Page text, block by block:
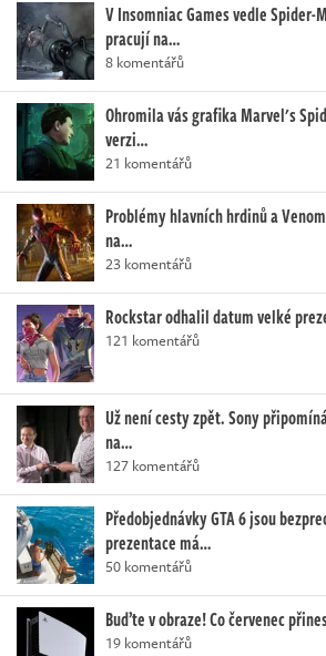
V Insomniac Games vedle Spider-
pracují na…
8 komentářů
Ohromila vás grafika Marvel's
verzi…
21 komentářů
Problémy hlavních hrdinů a
na…
23 komentářů
Rockstar odhalil datum velké
121 komentářů
Už není cesty zpět. Sony
na…
127 komentářů
Předobjednávky GTA 6 jsou
prezentace má…
50 komentářů
Buďte v obraze! Co červenec
19 komentářů